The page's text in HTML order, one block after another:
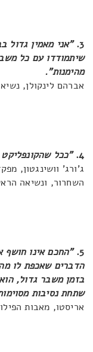
3. "אני מאמין גדול
שיתמודדו עם כל
מהימנות".
אברהם לינקולן,
4. "ככל שהקונפליקט
ג'ורג' וושינגטון,
השחרור, ונשיאה
5. "החכם אינו חושף
הדברים שאכפת לו
בזמן משבר גדול,
שתחת נסיבות
אריסטו, מאבות